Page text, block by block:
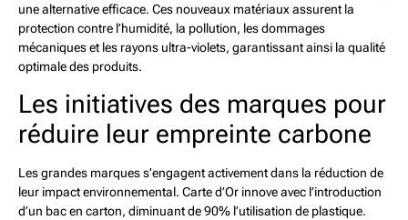
une alternative efficace. Ces nouveaux matériaux assurent la
protection contre l’humidité, la pollution, les dommages
mécaniques et les rayons ultra-violets, garantissant ainsi la qualité
optimale des produits.
Les initiatives des marques pour
réduire leur empreinte carbone
Les grandes marques s’engagent activement dans la réduction de
leur impact environnemental. Carte d’Or innove avec l’introduction
d’un bac en carton, diminuant de 90% l’utilisation de plastique.